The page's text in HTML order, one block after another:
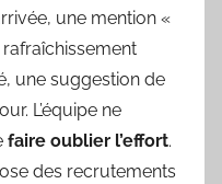
une mention «
une suggestion de
L’équipe ne
faire oublier l’effort.
des recrutements